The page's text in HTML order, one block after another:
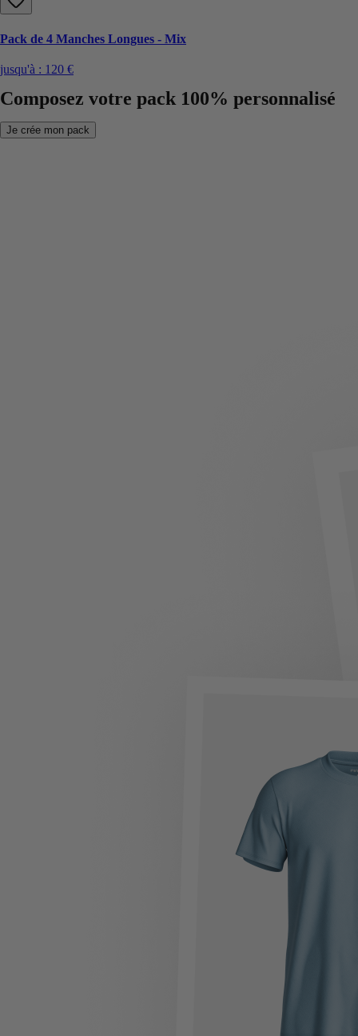
Pack de 4 Manches Longues - Mix
jusqu'à : 120 €
Composez votre pack 100% personnalisé
Je crée mon pack